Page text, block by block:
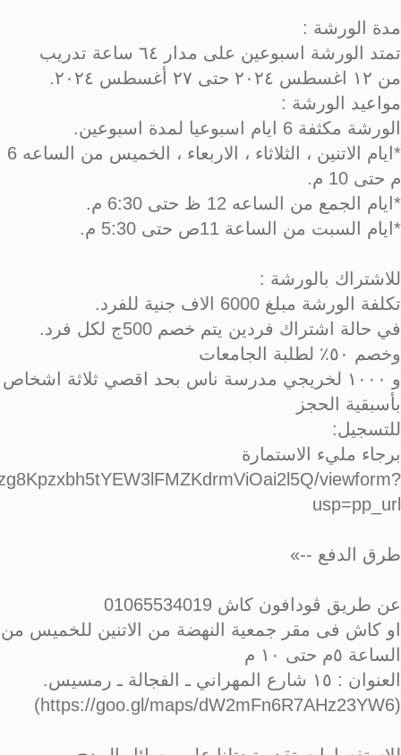
مدة الورشة :
تمتد الورشة اسبوعين على مدار ٦٤ ساعة تدريب
من ١٢ اغسطس ٢٠٢٤ حتى ٢٧ أغسطس ٢٠٢٤.
مواعيد الورشة :
الورشة مكثفة 6 ايام اسبوعيا لمدة اسبوعين.
*ايام الاتنين ، الثلاثاء ، الاربعاء ، الخميس من الساعه 6
م حتى 10 م.
*ايام الجمع من الساعه 12 ظ حتى 6:30 م.
*ايام السبت من الساعة 11ص حتى 5:30 م.
للاشتراك بالورشة :
تكلفة الورشة مبلغ 6000 الاف جنية للفرد.
في حالة اشتراك فردين يتم خصم 500ج لكل فرد.
وخصم ٥٠٪ لطلبة الجامعات
و ١٠٠٠ لخريجي مدرسة ناس بحد اقصي ثلاثة اشخاص
بأسبقية الحجز
للتسجيل:
برجاء مليء الاستمارة
viewform?
usp=pp_url
طرق الدفع --»
عن طريق ڤودافون كاش 01065534019
او كاش فى مقر جمعية النهضة من الاتنين للخميس من
الساعة ٥م حتى ١٠ م
العنوان : ١٥ شارع المهراني ـ الفجالة ـ رمسيس.
(https://goo.gl/maps/dW2mFn6R7AHz23YW6)